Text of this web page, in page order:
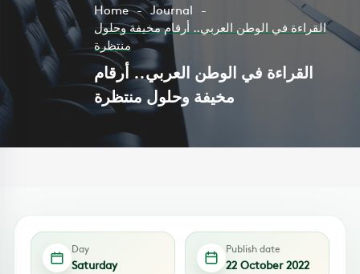
Home
Journal
القراءة في الوطن العربي.. أرقام مخيفة وحلول
منتظرة
القراءة في الوطن العربي.. أرقام
مخيفة وحلول منتظرة
Day
Saturday
Publish date
22 October 2022